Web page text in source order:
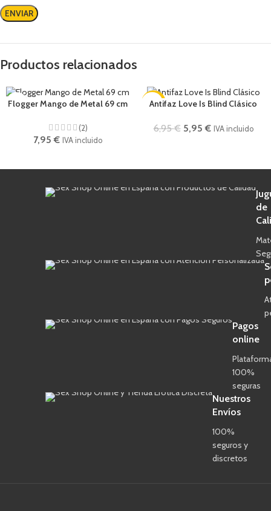
Productos relacionados
Flogger Mango de Metal 69 cm
(2)
7,95€ IVA incluido
-14%
Antifaz Love Is Blind Clásico
6,95€ 5,95€ IVA incluido
de
Pagos
online
100%
seguras
Nuestros
Envíos
100%
seguros y
discretos